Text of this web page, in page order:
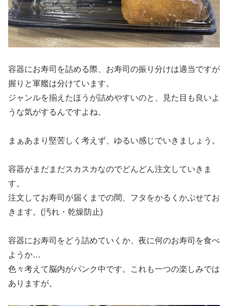
容器にお寿司を詰める際、お寿司の振り分けは適当ですが
握りと軍艦は分けています。
ジャンルを揃えたほうが詰めやすいのと、見た目も良いよ
うな気がするんですよね。
まぁあまり堅苦しく考えず、ゆるい感じでいきましょう。
容器がまだまだスカスカなのでどんどん注文していきま
す。
注文してお寿司が届くまでの間、フタをかるくかぶせてお
きます。(汚れ・乾燥防止)
容器にお寿司をどう詰めていくか、夜に何のお寿司を食べ
ようか…
色々考えて脳内がパンク中です。これも一つの楽しみでは
ありますが。